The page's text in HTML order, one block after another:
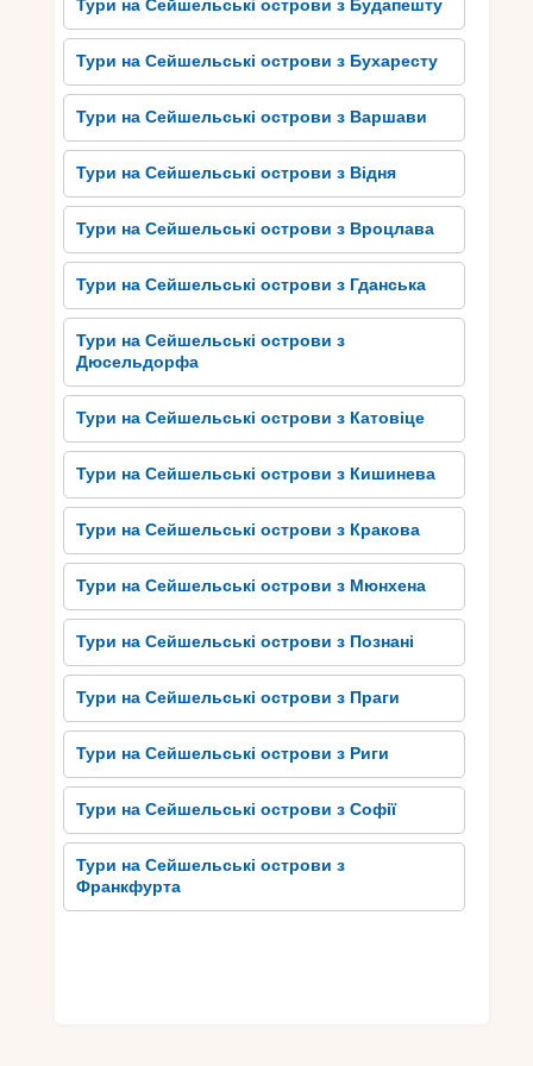
Занурення в історію та
культуру Сейшельських
островів
Занурення в історію та культуру Сейшельських
островів Сейшельські острови мають багату
історію та культуру, які варто дослідити.
Подорожуючи на Атолл Альфонс, ви матимете
унікальну можливість познайомитися з цим
багатим спадком. Ви можете відвідати музеї, де
представлені артефакти та історичні реліквії,
що розповідають про минуле островів. Також ви
можете відвідати мальовничі села і побачити
традиційний спосіб життя місцевих жителів.
Культура Сейшельських островів є сумішшю
африканської, європейської та індо-океанської
спадщини, що виявляється у мистецтві, музиці,
танцях та кулінарних традиціях.
Насолоджуйтесь фольклорними шоу, де вам
продемонструють мистецтво та традиції
Сейшельських островів. Занурення в історію та
культуру Сейшельських островів на Атолл
Альфонс буде незабутньою подорожжю для
кожного любителя екзотичних пригод.
Смаки Сейшельської кухні:
насолоджуйтесь
гастрономічним розмаїттям
Сейшельська кухня – це справжнє задоволення
для смакових рецепторів. Завдяки своєму
Тури на Сейшельські острови з Будапешту
Тури на Сейшельські острови з Бухаресту
Тури на Сейшельські острови з Варшави
Тури на Сейшельські острови з Відня
Тури на Сейшельські острови з Вроцлава
Тури на Сейшельські острови з Гданська
Тури на Сейшельські острови з
Дюсельдорфа
Тури на Сейшельські острови з Катовіце
Тури на Сейшельські острови з Кишинева
Тури на Сейшельські острови з Кракова
Тури на Сейшельські острови з Мюнхена
Тури на Сейшельські острови з Познані
Тури на Сейшельські острови з Праги
Тури на Сейшельські острови з Риги
Тури на Сейшельські острови з Софії
Тури на Сейшельські острови з
Франкфурта